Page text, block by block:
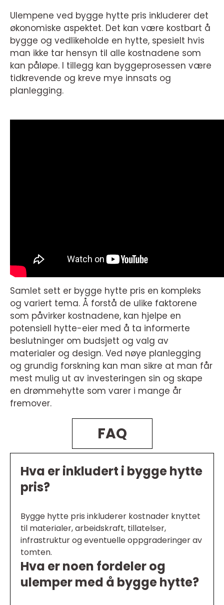
Ulempene ved bygge hytte pris inkluderer det
økonomiske aspektet. Det kan være kostbart å
bygge og vedlikeholde en hytte, spesielt hvis
man ikke tar hensyn til alle kostnadene som
kan påløpe. I tillegg kan byggeprosessen være
tidkrevende og kreve mye innsats og
planlegging.
Samlet sett er bygge hytte pris en kompleks
og variert tema. Å forstå de ulike faktorene
som påvirker kostnadene, kan hjelpe en
potensiell hytte-eier med å ta informerte
beslutninger om budsjett og valg av
materialer og design. Ved nøye planlegging
og grundig forskning kan man sikre at man får
mest mulig ut av investeringen sin og skape
en drømmehytte som varer i mange år
fremover.
FAQ
Hva er inkludert i bygge hytte
pris?
Bygge hytte pris inkluderer kostnader knyttet
til materialer, arbeidskraft, tillatelser,
infrastruktur og eventuelle oppgraderinger av
tomten.
Hva er noen fordeler og
ulemper med å bygge hytte?